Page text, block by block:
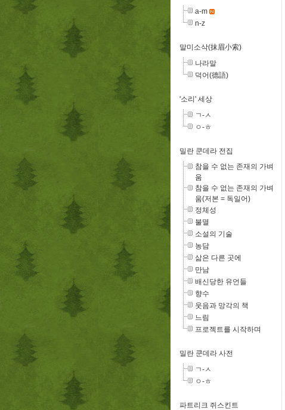
a-m
n-z
말미소삭(抹眉小索)
나라말
덕어(德語)
'소리' 세상
ㄱ-ㅅ
ㅇ-ㅎ
밀란 쿤데라 전집
참을 수 없는 존재의 가벼
움
참을 수 없는 존재의 가벼
움(저본 = 독일어)
정체성
불멸
소설의 기술
농담
삶은 다른 곳에
만남
배신당한 유언들
향수
웃음과 망각의 책
느림
프로젝트를 시작하며
밀란 쿤데라 사전
ㄱ-ㅅ
ㅇ-ㅎ
파트리크 쥐스킨트